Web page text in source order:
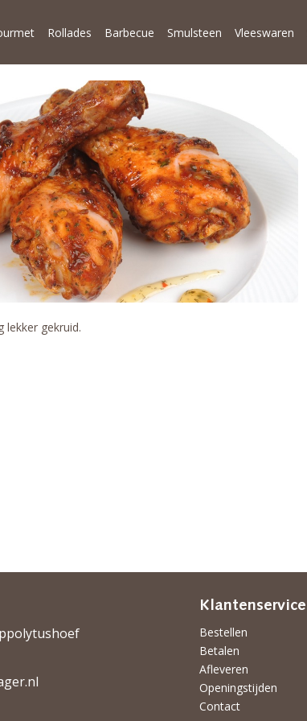
Rollades Barbecue Smulsteen Vleeswaren
lekker gekruid.
Klantenservice
Bestellen
Betalen
Afleveren
Openingstijden
Contact